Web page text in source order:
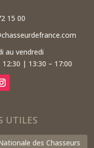
15 00
au vendredi
12:30 | 13:30 – 17:00
UTILES
des Chasseurs